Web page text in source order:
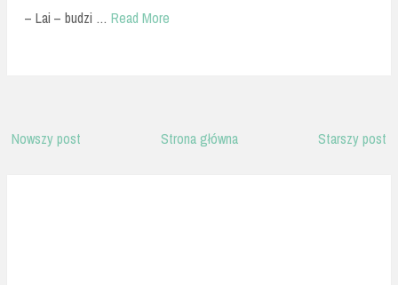
– Lai – budzi … Read More
Nowszy post Starszy post
Strona główna